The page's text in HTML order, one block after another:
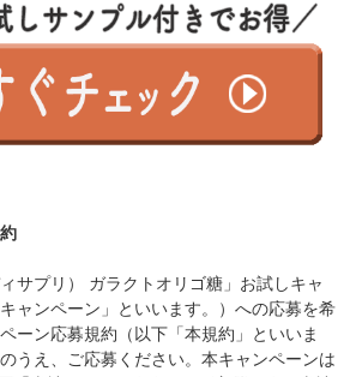
サプリ） ガラクトオリゴ糖」お試しキャ
ャンペーン」といいます。）への応募を希
ーン応募規約（以下「本規約」といいま
うえ、ご応募ください。本キャンペーンは